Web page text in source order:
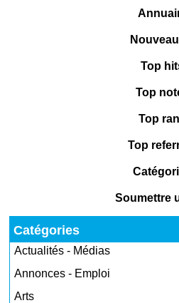
Top
Top
Top
Top
Soumettre
Catégories
Actualités - Médias
Annonces - Emploi
Arts